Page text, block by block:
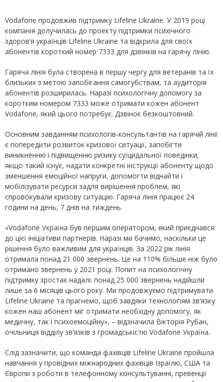
Vodafone продовжив підтримку Lifeline Ukraine. У 2019 році
компанія долучилась до проекту підтримки психічного
здоров’я українців Lifeline Ukraine та відкрила для своїх
абонентів короткий номер 7333 для дзвінків на гарячу лінію.
Гаряча лінія була створена в першу чергу для ветеранів та їх
близьких з метою запобігання самогубствам, та аудиторія
абонентів розширилась. Наразі психологічну допомогу за
коротким номером 7333 може отримати кожен абонент
Vodafone, який цього потребує. Дзвінок безкоштовний.
Основним завданням психологів-консультантів на гарячій лінії
є попередити розвиток кризової ситуації, запобігти
виникненню і підвищенню ризику суїцидальної поведінки,
якщо такий існує, надати конкретні інструкції абоненту щодо
зменшення емоційної напруги, допомогти віднайти і
мобілізувати ресурси задля вирішення проблем, які
спровокували кризову ситуацію. Гаряча лінія працює 24
години на день, 7 днів на тиждень.
«Vodafone Україна був першим оператором, який приєднався
до цієї ініціативи партнерів. Наразі ми бачимо, наскільки це
рішення було важливим для українців. За 2022 рік лінія
отримала понад 21 000 звернень. Це на 110% більше ніж було
отримано звернень у 2021 році. Попит на психологічну
підтримку зростає надалі: понад 25 000 звернень надійшли
лише за 6 місяців цього року. Ми продовжуємо підтримувати
Lifeline Ukraine та прагнемо, щоб завдяки технологіям зв’язку
кожен наш абонент міг отримати необхідну допомогу, як
медичну, так і психоемоційну», – відзначила Вікторія Рубан,
очільниця відділу зв’язків з громадськістю Vodafone Україна.
Слід зазначити, що команда фахівців Lifeline Ukraine пройшла
навчання у провідних міжнародних фахівців Ізраїлю, США та
Європи з роботи в телефонному консультуванні, превенції